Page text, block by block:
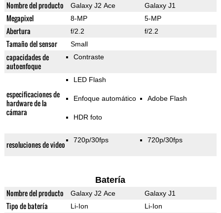
Nombre del producto Galaxy J2 Ace Galaxy J1
Megapixel 8-MP 5-MP
Abertura f/2.2 f/2.2
Tamaño del sensor Small
capacidades de
autoenfoque
Contraste
especificaciones de
hardware de la
cámara
LED Flash
Enfoque automático
HDR foto
Adobe Flash
resoluciones de video 720p/30fps 720p/30fps
Batería
Nombre del producto Galaxy J2 Ace Galaxy J1
Tipo de batería Li-Ion Li-Ion